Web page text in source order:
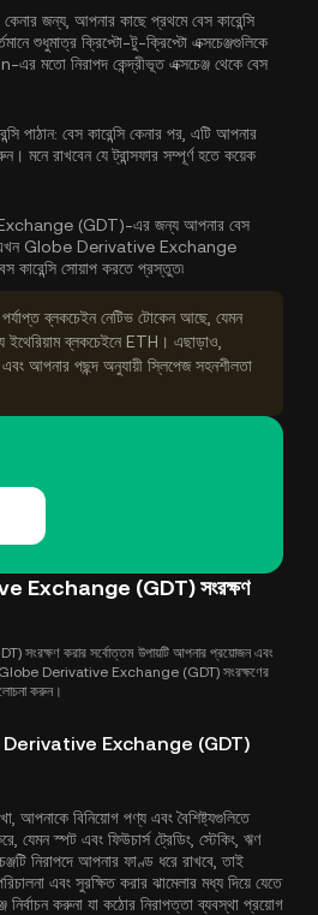
জন্য, আপনার কাছে প্রথমে বেস কারেন্সি
শুধুমাত্র ক্রিপ্টো-টু-ক্রিপ্টো এক্সচেঞ্জগুলিকে
মতো নিরাপদ কেন্দ্রীভূত এক্সচেঞ্জ থেকে বেস
পাঠান: বেস কারেন্সি কেনার পর, এটি আপনার
মনে রাখবেন যে ট্রান্সফার সম্পূর্ণ হতে কয়েক
(GDT)-এর জন্য আপনার বেস
Globe Derivative Exchange
সোয়াপ করতে প্রস্তুত৷
ব্লকচেইন নেটিভ টোকেন আছে, যেমন
ইথেরিয়াম ব্লকচেইনে ETH। এছাড়াও,
আপনার পছন্দ অনুযায়ী স্লিপেজ সহনশীলতা
Exchange (GDT) সংরক্ষণ
করার সর্বোত্তম উপায়টি আপনার প্রয়োজন এবং
Globe Derivative Exchange (GDT) সংরক্ষণের
করুন।
Derivative Exchange (GDT)
আপনাকে বিনিয়োগ পণ্য এবং বৈশিষ্ট্যগুলিতে
যেমন স্পট এবং ফিউচার্স ট্রেডিং, স্টেকিং, ঋণ
নিরাপদে আপনার ফাণ্ড ধরে রাখবে, তাই
এবং সুরক্ষিত করার ঝামেলার মধ্য দিয়ে যেতে
নির্বাচন করুনা যা কঠোর নিরাপত্তা ব্যবস্থা প্রয়োগ